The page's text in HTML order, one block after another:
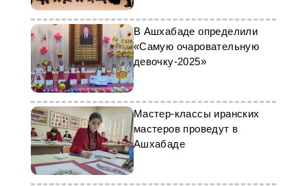
устойчивости
В Ашхабаде определили
«Самую очаровательную
девочку-2025»
Мастер-классы иранских
мастеров проведут в
Ашхабаде